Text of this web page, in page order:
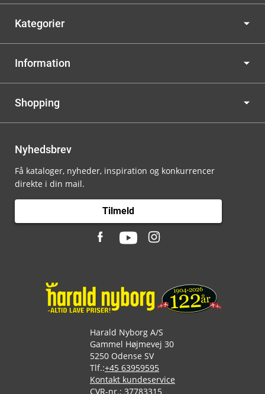
Kategorier
Information
Shopping
Nyhedsbrev
Få kataloger, nyheder, inspiration og konkurrencer
direkte i din mail.
Tilmeld
Harald Nyborg A/S
Gammel Højmevej 30
5250 Odense SV
Tlf.:+45 63959595
Kontakt kundeservice
CVR-nr.: 37783315